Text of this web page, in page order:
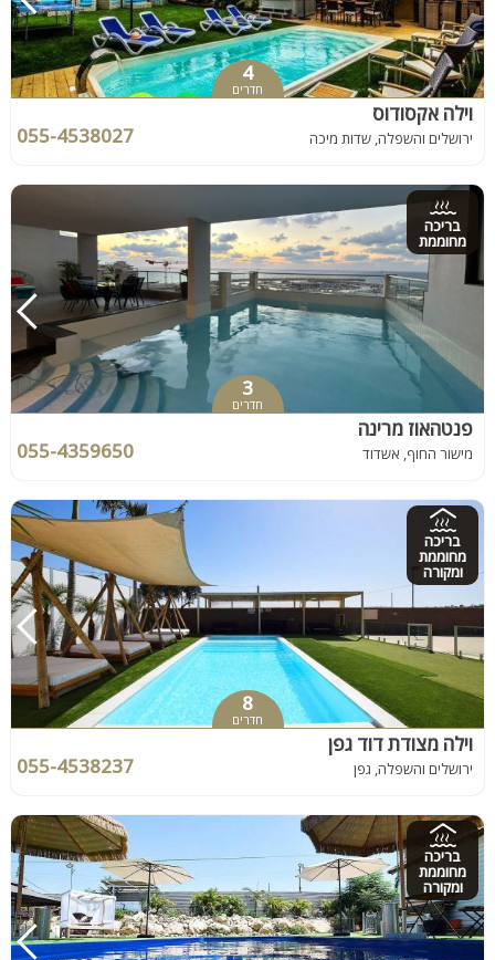
4
חדרים
וילה אקסודוס
ירושלים והשפלה, שדות מיכה 055-4538027
בריכה
מחוממת
3
חדרים
פנטהאוז מרינה
מישור החוף, אשדוד 055-4359650
בריכה
מחוממת
ומקורה
8
חדרים
וילה מצודת דוד גפן
ירושלים והשפלה, גפן 055-4538237
בריכה
מחוממת
ומקורה